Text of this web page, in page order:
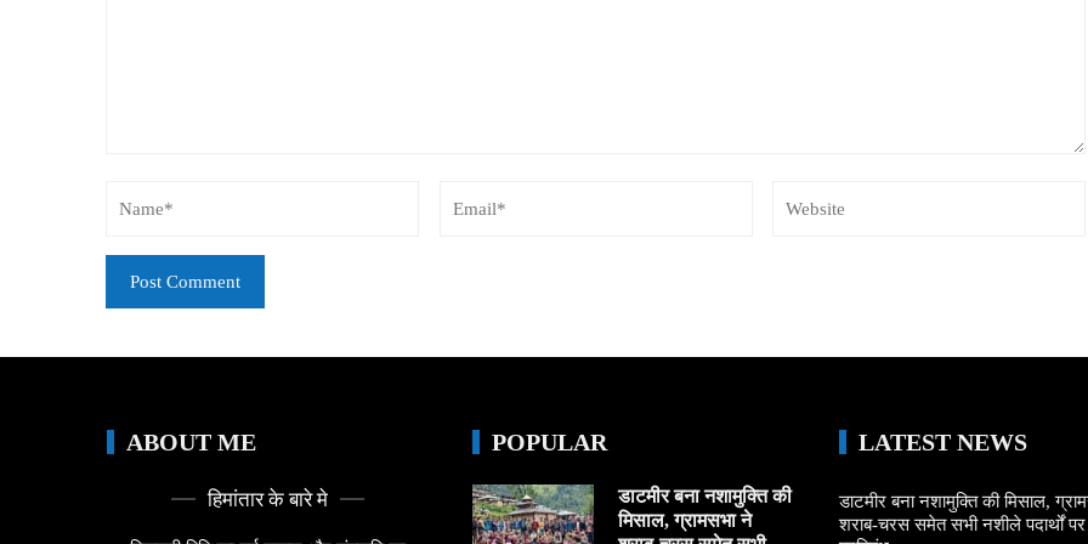
ABOUT ME
हिमांतार के बारे मे
POPULAR
डाटमीर बना नशामुक्ति की
मिसाल, ग्रामसभा ने
LATEST NEWS
डाटमीर बना नशामुक्ति की मिसाल,
शराब-चरस समेत सभी नशीले पदार्थों पर